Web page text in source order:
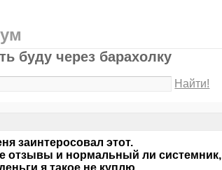
буду через барахолку
Найти!
заинтеросовал этот.
отзывы и нормальный ли системник,